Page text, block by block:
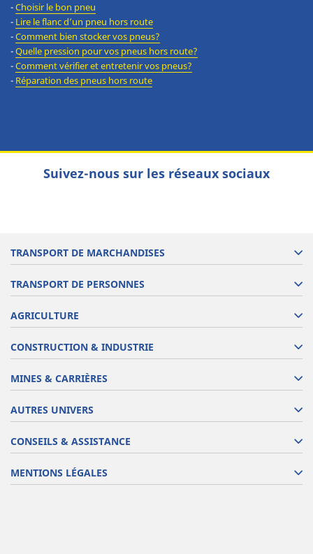
-Choisir le bon pneu
- Lire le flanc d’un pneu hors route
-Comment bien stocker vos pneus?
-Quelle pression pour vos pneus hors route?
-Comment vérifier et entretenir vos pneus?
- Réparation des pneus hors route
Suivez-nous sur les réseaux sociaux
TRANSPORT DE MARCHANDISES
TRANSPORT DE PERSONNES
AGRICULTURE
CONSTRUCTION & INDUSTRIE
MINES & CARRIÈRES
AUTRES UNIVERS
CONSEILS & ASSISTANCE
MENTIONS LÉGALES